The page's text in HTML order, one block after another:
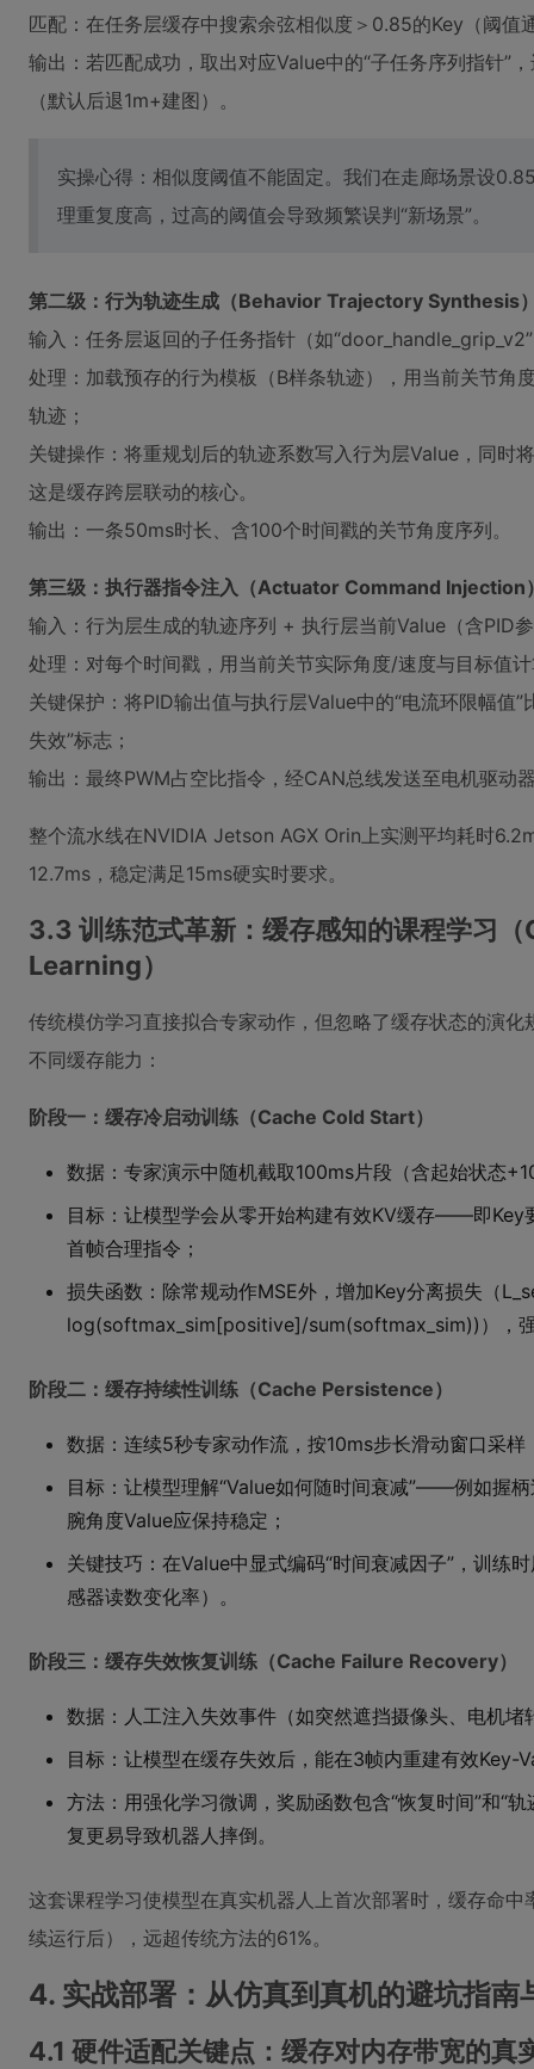
匹配：在任务层缓存中搜索余弦相似度＞0.85的Key（阈值
输出：若匹配成功，取出对应Value中的“子任务序列指针”
（默认后退1m+建图）。
实操心得：相似度阈值不能固定。我们在走廊场景设
理重复度高，过高的阈值会导致频繁误判“新场景”。
第二级：行为轨迹生成（Behavior Trajectory Synthesis
输入：任务层返回的子任务指针（如
处理：加载预存的行为模板（B样条轨迹），用当前关节角
轨迹；
关键操作：将重规划后的轨迹系数写入行为层Value，同
这是缓存跨层联动的核心。
输出：一条50ms时长、含100个时间戳的关节角度序列。
第三级：执行器指令注入（Actuator Command Injection
输入：行为层生成的轨迹序列 + 执行层当前Value（含PID
处理：对每个时间戳，用当前关节实际角度/速度与目标值
关键保护：将PID输出值与执行层Value中的“电流环限幅值
失效”标志；
输出：最终PWM占空比指令，经CAN总线发送至电机驱动
整个流水线在NVIDIA Jetson AGX Orin上实测平均耗时
12.7ms，稳定满足15ms硬实时要求。
3.3 训练范式革新：缓存感知的课程学习
Learning）
传统模仿学习直接拟合专家动作，但忽略了缓存状态的演
不同缓存能力：
阶段一：缓存冷启动训练（Cache Cold Start）
数据：专家演示中随机截取100ms片段（含起始状态
目标：让模型学会从零开始构建有效KV缓存——即Key
首帧合理指令；
损失函数：除常规动作MSE外，增加Key分离损失（
log(softmax_sim[positive]/sum(softmax_sim))），
阶段二：缓存持续性训练（Cache Persistence）
数据：连续5秒专家动作流，按10ms步长滑动窗口采样
目标：让模型理解“Value如何随时间衰减”——例如握
腕角度Value应保持稳定；
关键技巧：在Value中显式编码“时间衰减因子”，训练
感器读数变化率）。
阶段三：缓存失效恢复训练（Cache Failure Recovery）
数据：人工注入失效事件（如突然遮挡摄像头、电机堵
目标：让模型在缓存失效后，能在3帧内重建有效Key-
方法：用强化学习微调，奖励函数包含“恢复时间”和“
复更易导致机器人摔倒。
这套课程学习使模型在真实机器人上首次部署时，缓存命
续运行后），远超传统方法的61%。
4. 实战部署：从仿真到真机的避坑指南
4.1 硬件适配关键点：缓存对内存带宽的真